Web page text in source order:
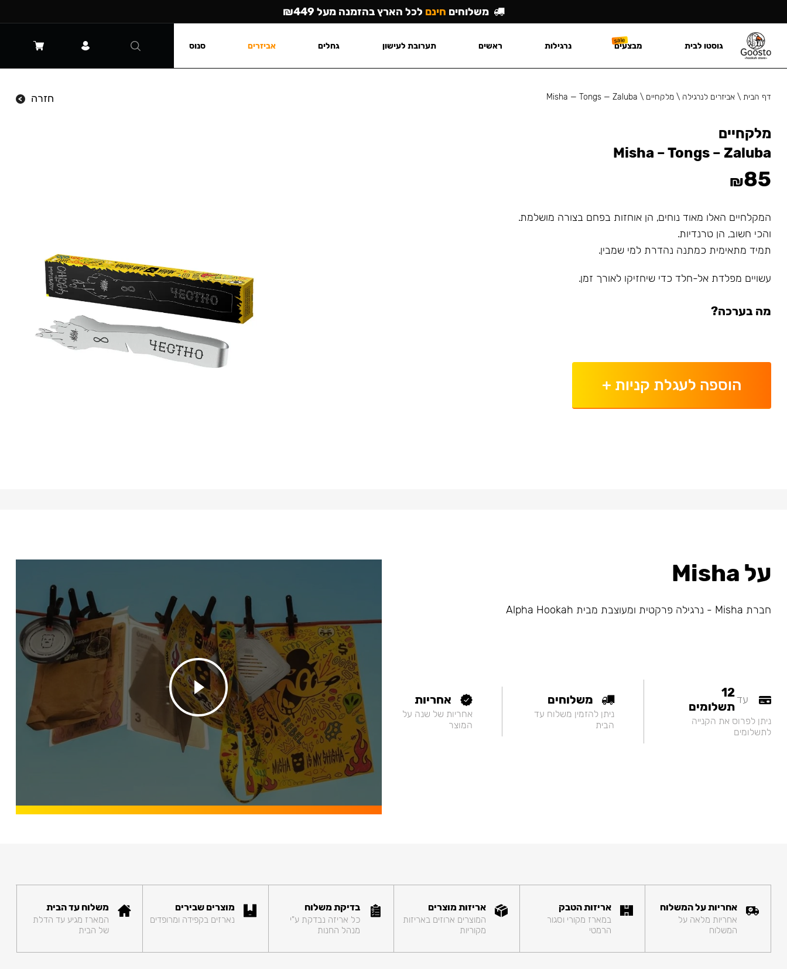
דף הבית\ אביזרים לנרגילה \ מלקחיים \
Misha — Tongs — Zaluba חזרה
מלקחיים
Misha – Tongs – Zaluba
₪85
המקלחיים האלו מאוד נוחים, הן אוחזות בפחם בצורה מושלמת.
והכי חשוב, הן טרנדיות.
תמיד מתאימית כמתנה נהדרת למי שמבין.
עשויים מפלדת אל-חלד כדי שיחזיקו לאורך זמן.
מה בערכה?
הוספה לעגלת קניות +
על Misha
חברת Misha - נרגילה פרקטית ומעוצבת מבית Alpha Hookah
עד12
תשלומים
ניתן לפרוס את הקנייה
לתשלומים
משלוחים
ניתן להזמין משלוח עד
הבית
אחריות
אחריות של שנה על
המוצר
אחריות על המשלוח
אחריות מלאה על
המשלוח
אריזות הטבק
במארז מקורי וסגור
הרמטי
אריזות מוצרים
המוצרים ארוזים באריזות
מקוריות
בדיקת משלוח
כל אריזה נבדקת ע"י
מנהל החנות
מוצרים שבירים
נארזים בקפידה ומרופדים
משלוח עד הבית
המארז מגיע עד הדלת
של הבית
משלוחים חינם לכל הארץ בהזמנה מעל ₪449
גוסטו לבית מבצעים נרגילות ראשים תערובת לעישון גחלים אביזרים סנוס